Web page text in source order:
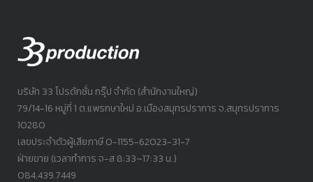
บริษัท 33 โปรดักชั่น กรุ๊ป จำกัด (สำนักงานใหญ่)
79/14-16 หมู่ที่ 1 ต.แพรกษาใหม่ อ.เมืองสมุทรปราการ จ.สมุทรปราการ
10280
เลขประจำตัวผู้เสียภาษี 0-1155-62023-31-7
ฝ่ายขาย (เวลาทำการ จ-ส 8:33~17:33 น.)
084.439.7449